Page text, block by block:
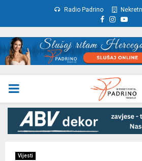
Radio Padrino
Facebook
PRIMARY
MENU
Vijesti